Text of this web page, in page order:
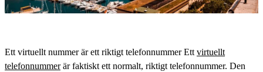
Ett virtuellt nummer är ett riktigt telefonnummer Ett virtuellt
telefonnummerär faktiskt ett normalt, riktigt telefonnummer. Den